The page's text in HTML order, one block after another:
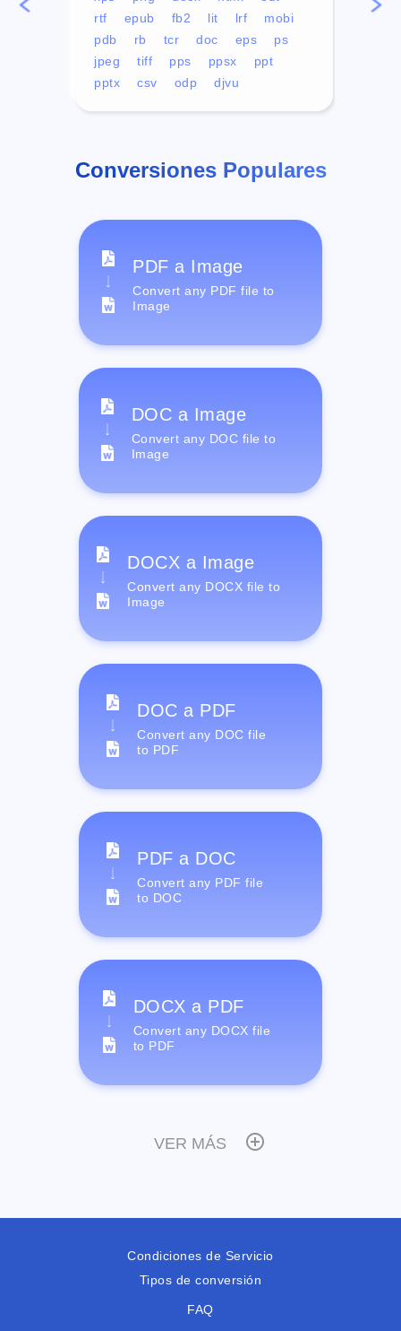
rtf
epub fb2 lit lrf
mobi
pdb
rb tcr doc eps
ps
jpeg
tiff pps ppsx
ppt
pptx
csv odp djvu
Conversiones Populares
PDF a Image
Convert any PDF file to
Image
DOC a Image
Convert any DOC file to
Image
DOCX a Image
Convert any DOCX file to
Image
DOC a PDF
Convert any DOC file
to PDF
PDF a DOC
Convert any PDF file
to DOC
DOCX a PDF
Convert any DOCX file
to PDF
VER MÁS
Condiciones de Servicio
Tipos de conversión
FAQ